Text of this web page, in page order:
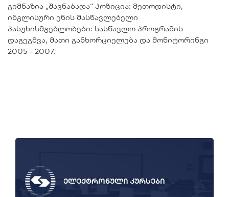
გიმნაზია „შავნაბადა“ პოზიცია: მეთოდისტი,
ინგლისური ენის მასწავლებელი
პასუხისმგებლობები: სასწავლო პროგრამის
დაგეგმვა, მათი განხორციელება და მონიტორინგი
2005 - 2007.
ელექტრონული კურსები